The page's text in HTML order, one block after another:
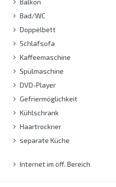
Bad/WC
Doppelbett
Schlafsofa
Kaffeemaschine
Spülmaschine
DVD-Player
Gefriermöglichkeit
Kühlschrank
Haartrockner
separate Küche
Internet im öff. Bereich